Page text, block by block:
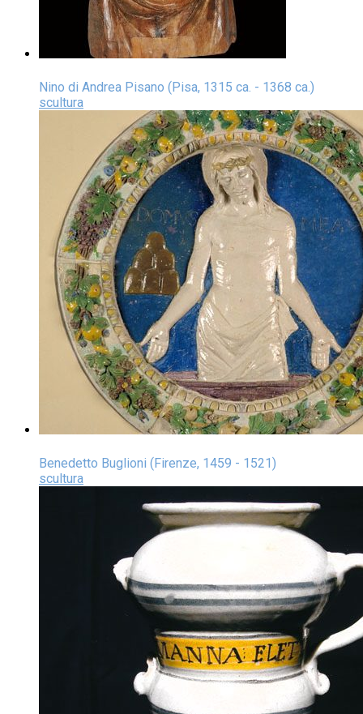
Nino di Andrea Pisano (Pisa, 1315 ca. - 1368 ca.)
scultura
Benedetto Buglioni (Firenze, 1459 - 1521)
scultura